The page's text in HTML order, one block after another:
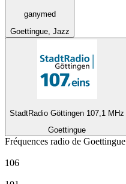
ganymed
Goettingue, Jazz
StadtRadio Göttingen 107,1 MHz
Goettingue
Fréquences radio de Goettingue
106